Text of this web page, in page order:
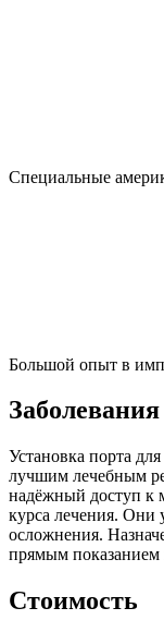
Специальные
Большой опыт в
Заболевания
Установка порта
лучшим лечебным
надёжный доступ к
курса лечения. Они
осложнения.
прямым показанием
Стоимость